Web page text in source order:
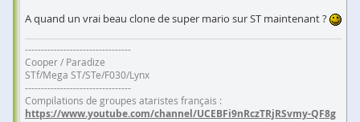
A quand un vrai beau clone de super mario sur ST maintenant ?
---------------------------------
Cooper / Paradize
STf/Mega ST/STe/F030/Lynx
---------------------------------
Compilations de groupes ataristes français :
https://www.youtube.com/channel/UCEBFi9nRczTRjRSvmy-QF8g